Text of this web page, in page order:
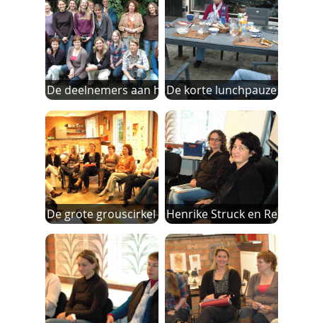
De deelnemers aan het examen mDe korte lunchpauze werd
De grote grouscirkel tijdnes dHenrike Struck en Rebecca